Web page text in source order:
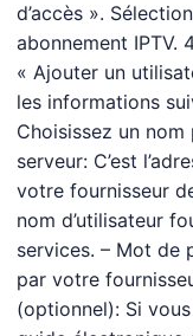
d’accès ».
abonnement IPTV.
« Ajouter un
les informations
Choisissez un nom
serveur: C’est
votre fournisseur
nom d’utilisateur
services. – Mot de
par votre
(optionnel): Si